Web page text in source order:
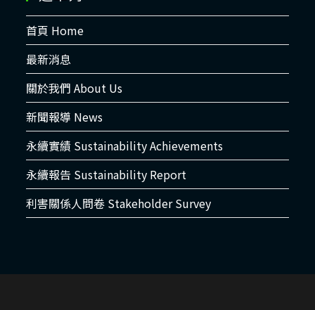
首頁 Home
最新消息
關於我們 About Us
新聞報導 News
永續實績 Sustainability Achievements
永續報告 Sustainability Report
利害關係人問卷 Stakeholder Survey